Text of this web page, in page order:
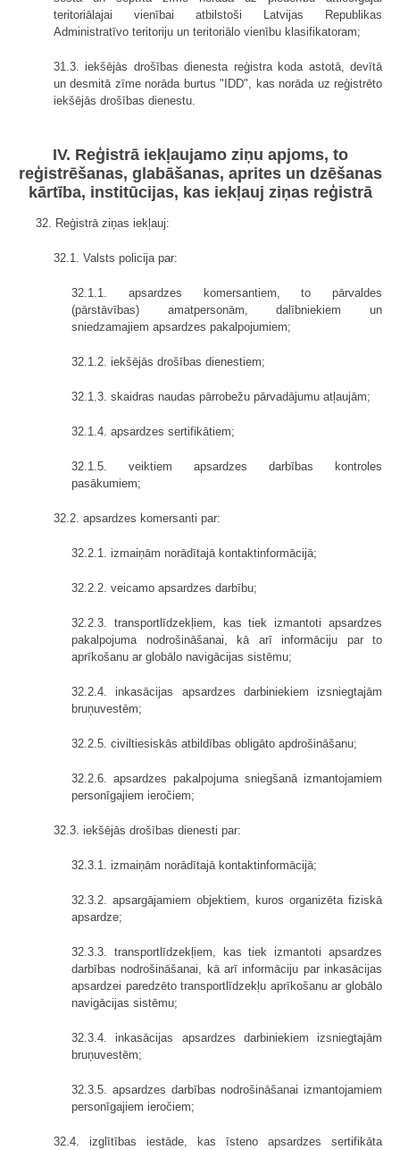
teritoriālajai vienībai atbilstoši Latvijas Republikas
Administratīvo teritoriju un teritoriālo vienību klasifikatoram;
31.3. iekšējās drošības dienesta reģistra koda astotā, devītā
un desmitā zīme norāda burtus "IDD", kas norāda uz reģistrēto
iekšējās drošības dienestu.
IV. Reģistrā iekļaujamo ziņu apjoms, to
reģistrēšanas, glabāšanas, aprites un dzēšanas
kārtība, institūcijas, kas iekļauj ziņas reģistrā
32. Reģistrā ziņas iekļauj:
32.1. Valsts policija par:
32.1.1. apsardzes komersantiem, to pārvaldes
(pārstāvības) amatpersonām, dalībniekiem un
sniedzamajiem apsardzes pakalpojumiem;
32.1.2. iekšējās drošības dienestiem;
32.1.3. skaidras naudas pārrobežu pārvadājumu atļaujām;
32.1.4. apsardzes sertifikātiem;
32.1.5. veiktiem apsardzes darbības kontroles
pasākumiem;
32.2. apsardzes komersanti par:
32.2.1. izmaiņām norādītajā kontaktinformācijā;
32.2.2. veicamo apsardzes darbību;
32.2.3. transportlīdzekļiem, kas tiek izmantoti apsardzes
pakalpojuma nodrošināšanai, kā arī informāciju par to
aprīkošanu ar globālo navigācijas sistēmu;
32.2.4. inkasācijas apsardzes darbiniekiem izsniegtajām
bruņuvestēm;
32.2.5. civiltiesiskās atbildības obligāto apdrošināšanu;
32.2.6. apsardzes pakalpojuma sniegšanā izmantojamiem
personīgajiem ieročiem;
32.3. iekšējās drošības dienesti par:
32.3.1. izmaiņām norādītajā kontaktinformācijā;
32.3.2. apsargājamiem objektiem, kuros organizēta fiziskā
apsardze;
32.3.3. transportlīdzekļiem, kas tiek izmantoti apsardzes
darbības nodrošināšanai, kā arī informāciju par inkasācijas
apsardzei paredzēto transportlīdzekļu aprīkošanu ar globālo
navigācijas sistēmu;
32.3.4. inkasācijas apsardzes darbiniekiem izsniegtajām
bruņuvestēm;
32.3.5. apsardzes darbības nodrošināšanai izmantojamiem
personīgajiem ieročiem;
32.4. izglītības iestāde, kas īsteno apsardzes sertifikāta